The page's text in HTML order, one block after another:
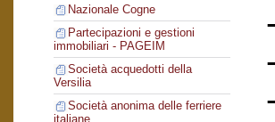
Nazionale Cogne
Partecipazioni e gestioni
immobiliari - PAGEIM
Società acquedotti della
Versilia
Società anonima delle ferriere
italiane